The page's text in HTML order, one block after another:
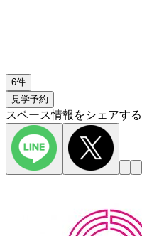
6件
見学予約
スペース情報をシェアする